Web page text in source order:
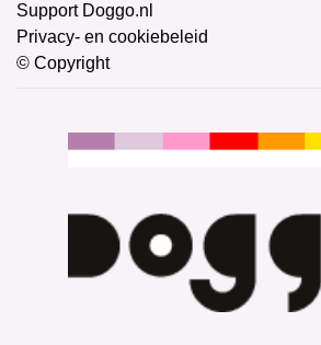
Support Doggo.nl
Privacy- en cookiebeleid
© Copyright